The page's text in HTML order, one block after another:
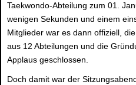
Taekwondo-Abteilung zum 01.
wenigen Sekunden und einem
Mitglieder war es dann offiziell,
aus 12 Abteilungen und die
Applaus geschlossen.
Doch damit war der